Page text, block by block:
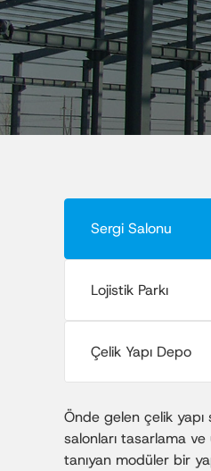
Sergi Salonu
Lojistik Parkı
Çelik Yapı Depo
Önde gelen çelik yapı
salonları tasarlama ve
tanıyan modüler bir